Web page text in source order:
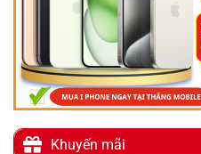
Khuyến mãi